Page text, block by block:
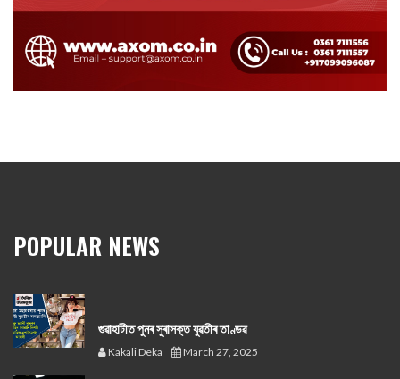
POPULAR NEWS
গুৱাহাটীত পুনৰ সুৰাসক্ত যুৱতীৰ তাণ্ডৱ
Kakali Deka March 27, 2025